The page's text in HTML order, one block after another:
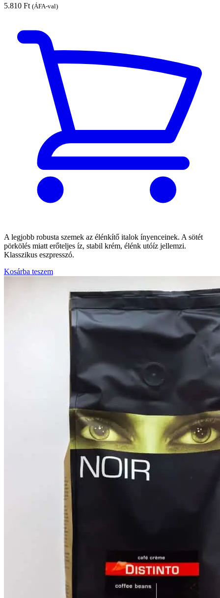
5.810 Ft (ÁFA-val)
A legjobb robusta szemek az élénkítő italok ínyenceinek. A sötét
pörkölés miatt erőteljes íz, stabil krém, élénk utóíz jellemzi.
Klasszikus eszpresszó.
Kosárba teszem